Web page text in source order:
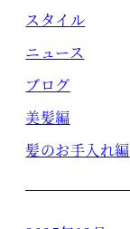
スタイル
ニュース
ブログ
美髪編
髪のお手入れ編